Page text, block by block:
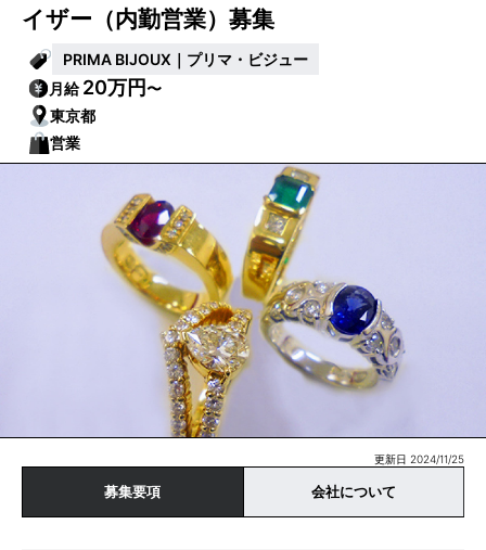
イザー（内勤営業）募集
PRIMA BIJOUX｜プリマ・ビジュー
月給20万円〜
東京都
営業
更新日 2024/11/25
募集要項 会社について